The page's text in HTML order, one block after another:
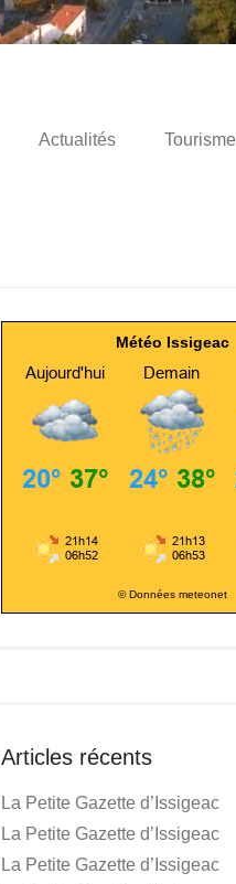
Actualités Tourisme
Météo Issigeac
© Données meteonet
Articles récents
La Petite Gazette d’Issigeac
La Petite Gazette d’Issigeac
La Petite Gazette d’Issigeac